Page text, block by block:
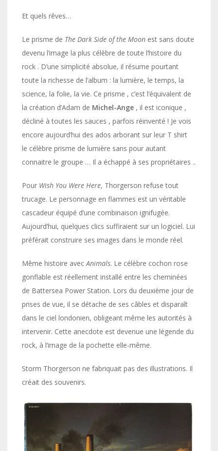
Et quels rêves…
Le prisme de The Dark Side of the Moon est sans doute
devenu l’image la plus célèbre de toute l’histoire du
rock . D’une simplicité absolue, il résume pourtant
toute la richesse de l’album : la lumière, le temps, la
science, la folie, la vie. Ce prisme , c’est l’équivalent de
la création d’Adam de Michel-Ange , il est iconique ,
décliné à toutes les sauces , parfois réinventé ! Je vois
encore aujourd’hui des ados arborant sur leur T shirt
le célèbre prisme de lumière sans pour autant
connaitre le groupe … Il a échappé à ses propriétaires ..
Pour Wish You Were Here, Thorgerson refuse tout
trucage. Le personnage en flammes est un véritable
cascadeur équipé d’une combinaison ignifugée.
Aujourd’hui, quelques clics suffiraient sur un logiciel. Lui
préférait construire ses images dans le monde réel.
Même histoire avecAnimals. Le célèbre cochon rose
gonflable est réellement installé entre les cheminées
de Battersea Power Station. Lors du deuxième jour de
prises de vue, il se détache de ses câbles et disparaît
dans le ciel londonien, obligeant même les autorités à
intervenir. Cette anecdote est devenue une légende du
rock, à l’image de la pochette elle-même.
Storm Thorgerson ne fabriquait pas des illustrations. Il
créait des souvenirs.